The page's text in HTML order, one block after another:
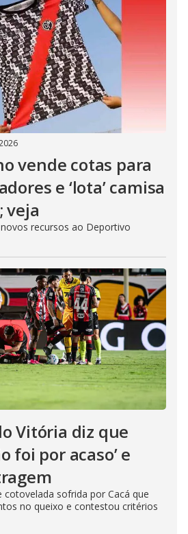
vende cotas para
e ‘lota’ camisa
veja
recursos ao Deportivo
Vitória diz que
foi por acaso’ e
cotovelada sofrida por Cacá que
no queixo e contestou critérios